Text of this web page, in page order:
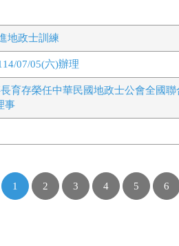
地政士訓練
07/05(六)辦理
育存榮任中華民國地政士公會全國
事
1 2 3 4 5 6